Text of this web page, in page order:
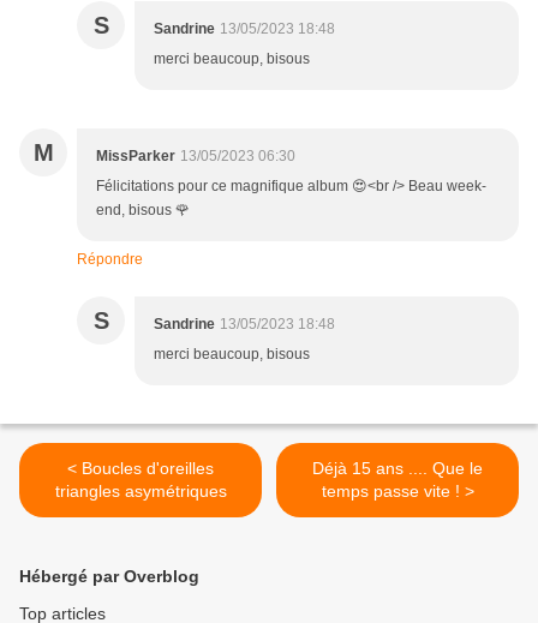
S Sandrine 13/05/2023 18:48
merci beaucoup, bisous
M MissParker 13/05/2023 06:30
Félicitations pour ce magnifique album 😍<br /> Beau week-
end, bisous 🌹
Répondre
S Sandrine 13/05/2023 18:48
merci beaucoup, bisous
< Boucles d'oreilles
triangles asymétriques
Déjà 15 ans .... Que le
temps passe vite ! >
Hébergé par Overblog
Top articles